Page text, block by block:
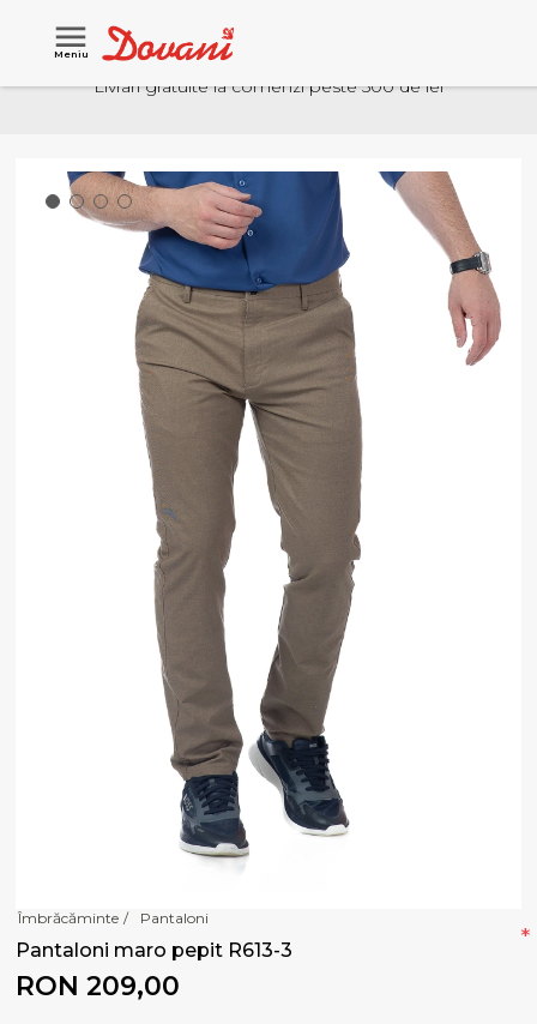
Meniu
Livrari gratuite la comenzi peste 500 de lei
Îmbrăcăminte / Pantaloni
Pantaloni maro pepit R613-3
RON 209,00
*